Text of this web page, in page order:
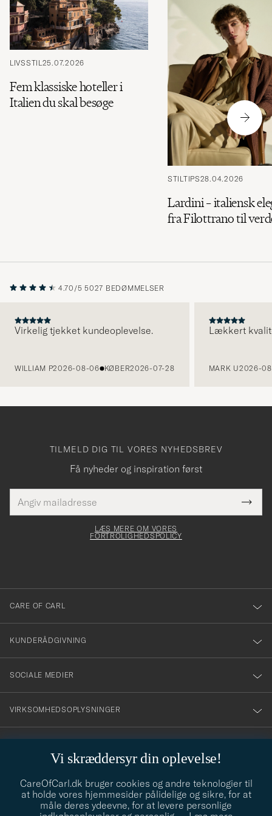
LIVSSTIL25.07.2026
Fem klassiske hoteller i
Italien du skal besøge
STILTIPS28.04.2026
Lardini – italiensk
fra Filottrano til
4.70/5 5027 BEDØMMELSER
Virkelig tjekket kundeoplevelse.
WILLIAM P2026-08-06 KØBER2026-07-28
Lækkert
MARK U2026-
Vi skræddersyr din oplevelse!
CareOfCarl.dk bruger cookies og andre teknologier til
at holde vores hjemmesider pålidelige og sikre, for at
måle deres ydeevne, for at levere personlige
TILMELD DIG TIL VORES NYHEDSBREV
Få nyheder og inspiration først
mailadresse
skal
Tack
för
dig
till
vårt
nyhetsbrev!
LÆS MERE OM VORES
FORTROLIGHEDSPOLICY
CARE OF CARL
KUNDERÅDGIVNING
SOCIALE MEDIER
VIRKSOMHEDSOPLYSNINGER
info@careofcarl.dk
Behøver du hjælp til at finde din stil? Lad os hjælpe dig, vi hjælper
gerne til!